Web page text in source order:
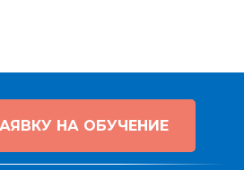
НА ОБУЧЕНИЕ